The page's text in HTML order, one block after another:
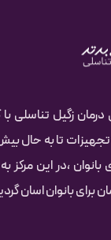
زگیل تناسلی با
تا به حال بیش
بانوان ،در این مرکز
برای بانوان اسان